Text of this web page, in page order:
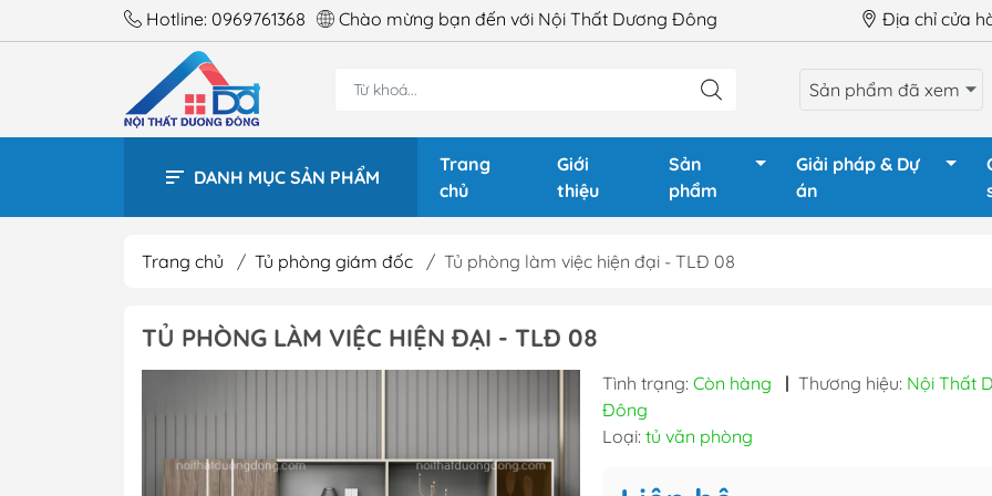
Hotline: 0969761368 Chào mừng bạn đến với Nội Thất Dương Đông Địa chỉ cửa
Sản phẩm đã xem
DANH MỤC SẢN PHẨM
Trang
chủ
Giới
thiệu
Sản
phẩm
BÀN GIÁM ĐỐC
BÀN TRAINING
Ghế chân quỳ
trường
Tủ
Tủ tài liệu
Giải pháp & Dự
án
Trang chủ / Tủ phòng giám đốc / Tủ phòng làm việc hiện đại - TLĐ 08
TỦ PHÒNG LÀM VIỆC HIỆN ĐẠI - TLĐ 08
Tình trạng: Còn hàng | Thương hiệu: Nội Thất
Đông
Loại: tủ văn phòng